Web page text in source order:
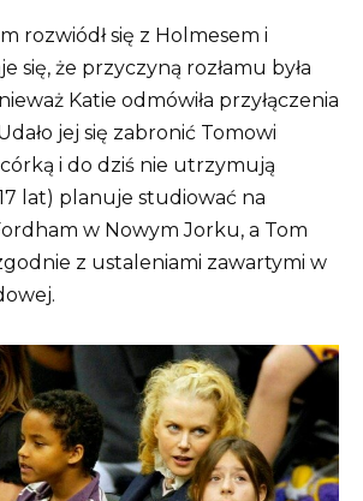
rozwiódł się z Holmesem i
się, że przyczyną rozłamu była
Katie odmówiła przyłączenia
jej się zabronić Tomowi
i do dziś nie utrzymują
lat) planuje studiować na
w Nowym Jorku, a Tom
z ustaleniami zawartymi w